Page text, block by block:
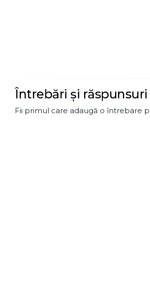
Întrebări și răspunsuri
Fii primul care adaugă o întrebare